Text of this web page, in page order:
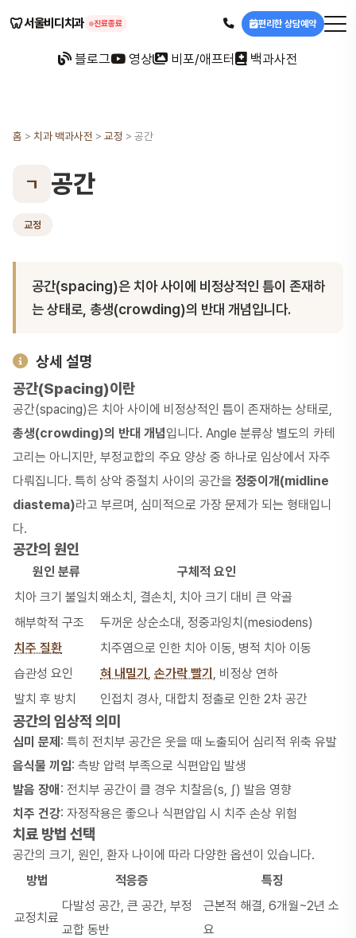
🦷서울비디치과 진료종료 편리한 상담예약
블로그 영상 비포/애프터 백과사전
홈 > 치과 백과사전 > 교정 > 공간
ㄱ 공간
교정
공간(spacing)은 치아 사이에 비정상적인 틈이 존재하
는 상태로, 총생(crowding)의 반대 개념입니다.
상세 설명
공간(Spacing)이란
공간(spacing)은 치아 사이에 비정상적인 틈이 존재하는 상태로,
총생(crowding)의 반대 개념입니다. Angle 분류상 별도의 카테
고리는 아니지만, 부정교합의 주요 양상 중 하나로 임상에서 자주
다뤄집니다. 특히 상악 중절치 사이의 공간을 정중이개(midline
diastema)라고 부르며, 심미적으로 가장 문제가 되는 형태입니
다.
공간의 원인
원인 분류
구체적 요인
치아 크기 불일치 왜소치, 결손치, 치아 크기 대비 큰 악골
해부학적 구조
두꺼운 상순소대, 정중과잉치(mesiodens)
치주 질환
치주염으로 인한 치아 이동, 병적 치아 이동
습관성 요인
혀 내밀기 , 손가락 빨기 , 비정상 연하
발치 후 방치
인접치 경사, 대합치 정출로 인한 2차 공간
공간의 임상적 의미
심미 문제 : 특히 전치부 공간은 웃을 때 노출되어 심리적 위축 유발
음식물 끼임: 측방 압력 부족으로 식편압입 발생
발음 장애 : 전치부 공간이 클 경우 치찰음(s, ʃ) 발음 영향
치주 건강: 자정작용은 좋으나 식편압입 시 치주 손상 위험
치료 방법 선택
공간의 크기, 원인, 환자 나이에 따라 다양한 옵션이 있습니다.
방법
적응증 특징
교정치료
다발성 공간, 큰 공간, 부정
교합 동반
근본적 해결, 6개월~2년 소
요